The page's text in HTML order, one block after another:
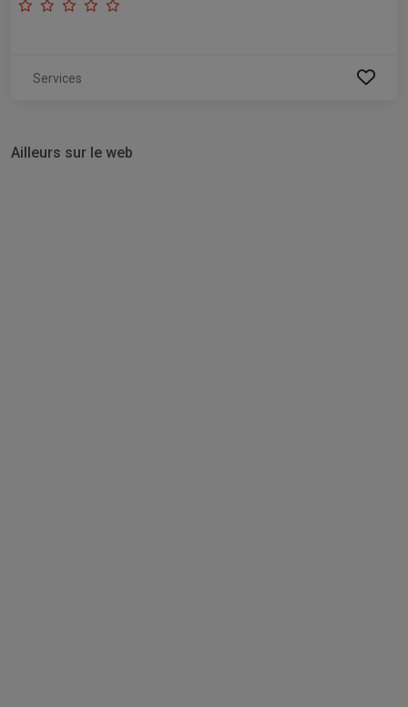
Services
Ailleurs sur le web